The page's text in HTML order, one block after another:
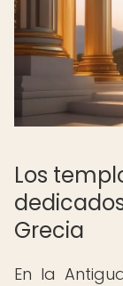
Los
Grecia
En la